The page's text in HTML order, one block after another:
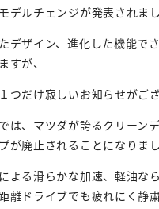
デルチェンジが発表されま
デザイン、進化した機能で
すが、
つだけ寂しいお知らせがご
は、マツダが誇るクリーン
が廃止されることになりま
よる滑らかな加速、軽油な
離ドライブでも疲れにく静粛